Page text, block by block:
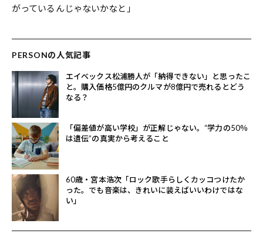
がっているんじゃないかなと」
PERSONの人気記事
エイベックス松浦勝人が「納得できない」と思ったこ
と。購入価格5億円のクルマが8億円で売れるとどう
なる？
「偏差値が高い学校」が正解じゃない。“学力の50％
は遺伝”の真実から考えること
60歳・宮本浩次「ロック歌手らしくカッコつけたか
った。でも音楽は、きれいに装えばいいわけではな
い」